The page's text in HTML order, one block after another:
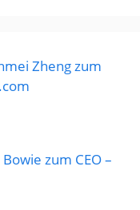
Zheng zum
zum CEO –